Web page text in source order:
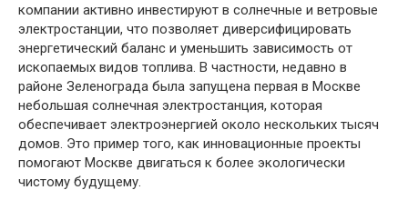
компании активно инвестируют в солнечные и ветровые
электростанции, что позволяет диверсифицировать
энергетический баланс и уменьшить зависимость от
ископаемых видов топлива. В частности, недавно в
районе Зеленограда была запущена первая в Москве
небольшая солнечная электростанция, которая
обеспечивает электроэнергией около нескольких тысяч
домов. Это пример того, как инновационные проекты
помогают Москве двигаться к более экологически
чистому будущему.